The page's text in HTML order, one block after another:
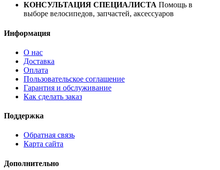
КОНСУЛЬТАЦИЯ СПЕЦИАЛИСТА Помощь в
выборе велосипедов, запчастей, аксессуаров
Информация
О нас
Доставка
Оплата
Пользовательское соглашение
Гарантия и обслуживание
Как сделать заказ
Поддержка
Обратная связь
Карта сайта
Дополнительно